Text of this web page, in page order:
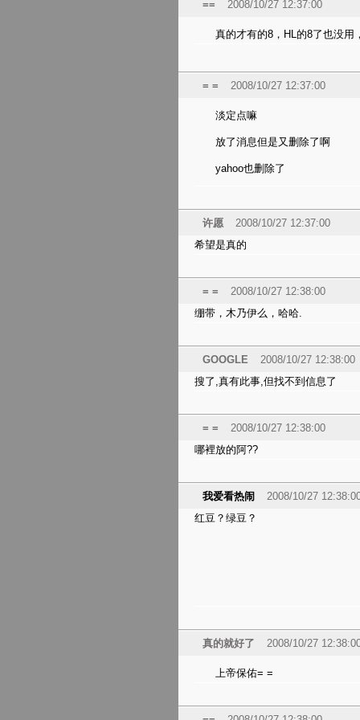
== 2008/10/27 12:37:00
真的才有的8，HL的8了也没用
= = 2008/10/27 12:37:00
淡定点嘛
放了消息但是又删除了啊
yahoo也删除了
许愿
2008/10/27 12:37:00
希望是真的
= =
2008/10/27 12:38:00
绷带，木乃伊么，哈哈.
GOOGLE
2008/10/27 12:38:00
搜了,真有此事,但找不到信息了
= =
2008/10/27 12:38:00
哪裡放的阿??
我爱看热闹
2008/10/27
红豆？绿豆？
真的就好了 2008/10/27
上帝保佑= =